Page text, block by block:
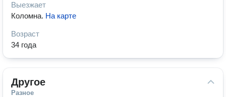
Выезжает
Коломна. На карте
Возраст
34 года
Другое
Разное